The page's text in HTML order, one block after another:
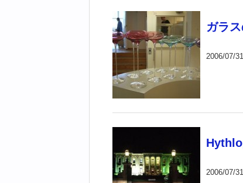
ガラ
2006/07/31
2006/07/31